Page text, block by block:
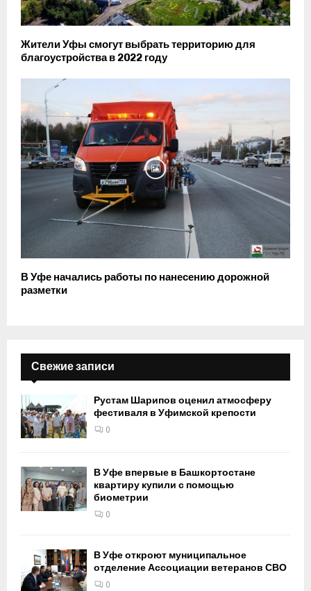
Жители Уфы смогут выбрать территорию для
благоустройства в 2022 году
В Уфе начались работы по нанесению дорожной
разметки
Свежие записи
Рустам Шарипов оценил атмосферу
фестиваля в Уфимской крепости
0
В Уфе впервые в Башкортостане
квартиру купили с помощью
биометрии
0
В Уфе откроют муниципальное
отделение Ассоциации ветеранов СВО
0